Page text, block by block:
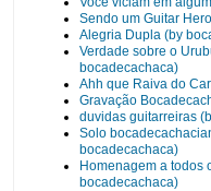
Sendo um Guitar
Alegria Dupla (by
Verdade sobre o
bocadecachaca)
Ahh que Raiva do
Gravação
duvidas guitarreiras
Solo
bocadecachaca)
Homenagem a todos
bocadecachaca)